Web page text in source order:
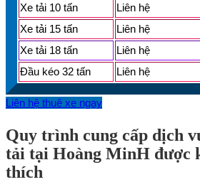
Xe tải 10 tấn
Liên hệ
Xe tải 15 tấn
Liên hệ
Xe tải 18 tấn
Liên hệ
Đầu kéo 32 tấn
Liên hệ
Liên hệ thuê xe ngay
Quy trình cung cấp dịch
tải tại Hoàng MinH được
thích